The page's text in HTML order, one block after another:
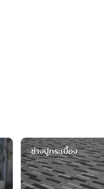
ช่างปูกระเบื้อง